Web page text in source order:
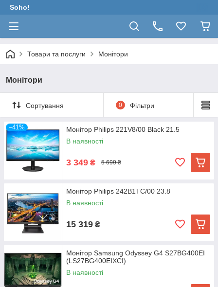
Soho!
Товари та послуги Монітори
Монітори
Сортування 0 Фільтри
–41%
Монітор Philips 221V8/00 Black 21.5
В наявності
3 349 ₴ 5 699 ₴
Монітор Philips 242B1TC/00 23.8
В наявності
15 319 ₴
Монітор Samsung Odyssey G4 S27BG400EI
(LS27BG400EIXCI)
В наявності